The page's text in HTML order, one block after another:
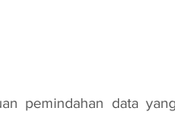
pemindahan data